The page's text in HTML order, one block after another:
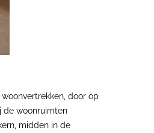
door op
de woonruimten
midden in de